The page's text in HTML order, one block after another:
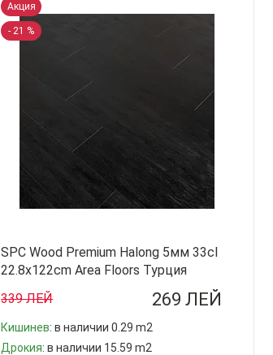
Акция
- 21 %
SPC Wood Premium Halong 5мм 33cl
22.8x122cm Area Floors Турция
269 ЛЕЙ
339 ЛЕЙ
Кишинев: в наличии 0.29 m2
Дрокия: в наличии 15.59 m2